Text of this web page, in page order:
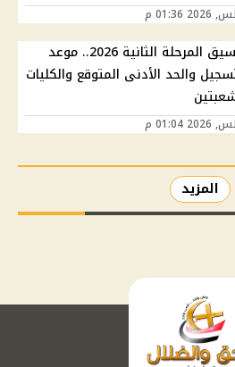
مؤشرات تنسيق المرحلة الثانية 2026.. موعد
والحد الأدنى المتوقع والكليات
المزيد